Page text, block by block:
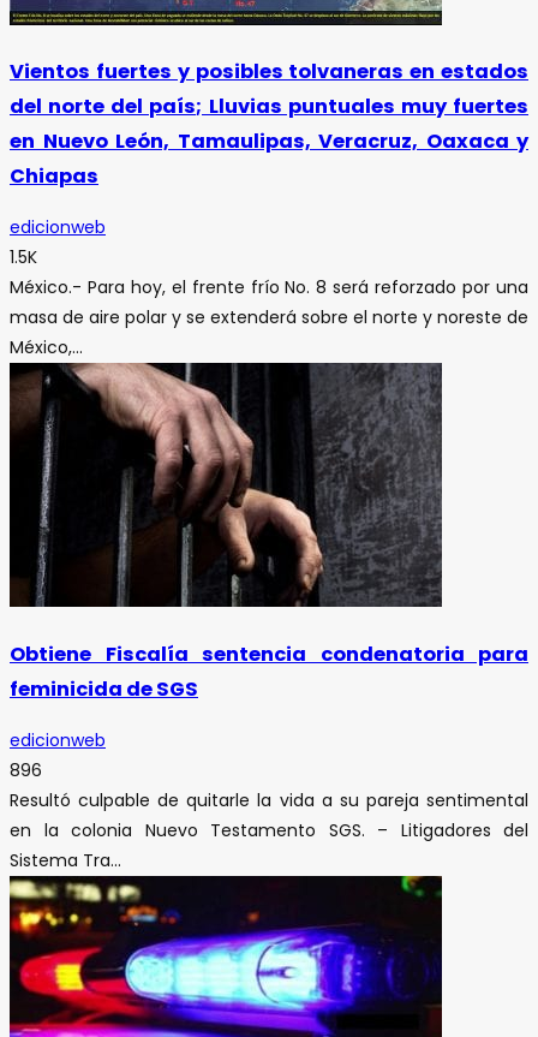
Vientos fuertes y posibles tolvaneras en estados
del norte del país; Lluvias puntuales muy fuertes
en Nuevo León, Tamaulipas, Veracruz, Oaxaca y
Chiapas
edicionweb
1.5K
México.- Para hoy, el frente frío No. 8 será reforzado por una
masa de aire polar y se extenderá sobre el norte y noreste de
México,...
Obtiene Fiscalía sentencia condenatoria para
feminicida de SGS
edicionweb
896
Resultó culpable de quitarle la vida a su pareja sentimental
en la colonia Nuevo Testamento SGS. – Litigadores del
Sistema Tra...